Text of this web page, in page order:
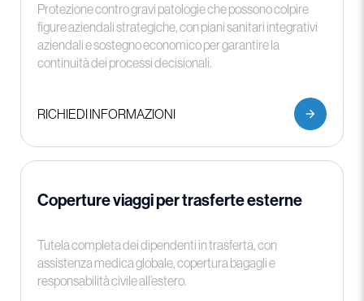
Protezione contro gravi patologie che possono colpire
figure aziendali strategiche, con piani sanitari integrativi
aziendali e sostegno economico per garantire la
continuità dei processi decisionali.
RICHIEDI INFORMAZIONI
Coperture viaggi per trasferte esterne
Tutela completa dei dipendenti in trasferta, con
assistenza medica globale, copertura bagagli e
responsabilità civile all’estero.